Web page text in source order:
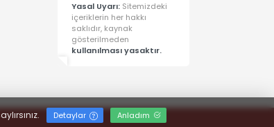
Yasal Uyarı: Sitemizdeki
içeriklerin her hakkı
saklıdır, kaynak
gösterilmeden
kullanılması yasaktır.
Detaylar Anladım